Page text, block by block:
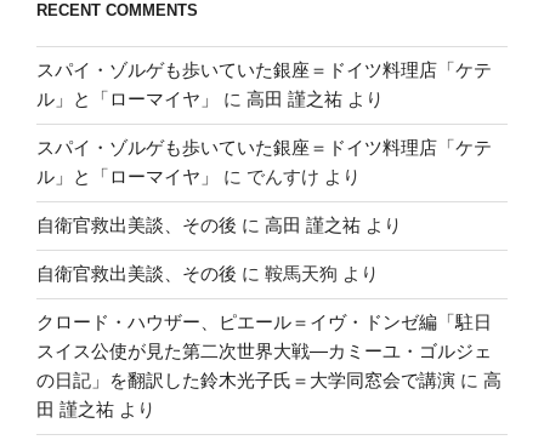
RECENT COMMENTS
スパイ・ゾルゲも歩いていた銀座＝ドイツ料理店「ケテ
ル」と「ローマイヤ」
に 高田 謹之祐 より
スパイ・ゾルゲも歩いていた銀座＝ドイツ料理店「ケテ
ル」と「ローマイヤ」
に でんすけ より
自衛官救出美談、その後 に 高田 謹之祐 より
自衛官救出美談、その後 に 鞍馬天狗 より
クロード・ハウザー、ピエール＝イヴ・ドンゼ編「駐日
スイス公使が見た第二次世界大戦―カミーユ・ゴルジェ
の日記」を翻訳した鈴木光子氏＝大学同窓会で講演 に 高
田 謹之祐 より